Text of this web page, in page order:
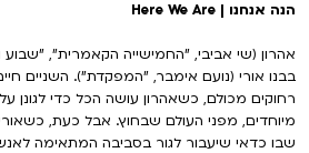
הנה אנחנו | Here We Are
אהרון (שי אביבי, "החמישייה הקאמרית", "שבוע
בבנו אורי (נועם אימבר, "המפקדת"). השניים
רחוקים מכולם, כשאהרון עושה הכל כדי לגונן
מיוחדים, מפני העולם שבחוץ. אבל כעת,
שבו כדאי שיעבור לגור בסביבה המתאימה